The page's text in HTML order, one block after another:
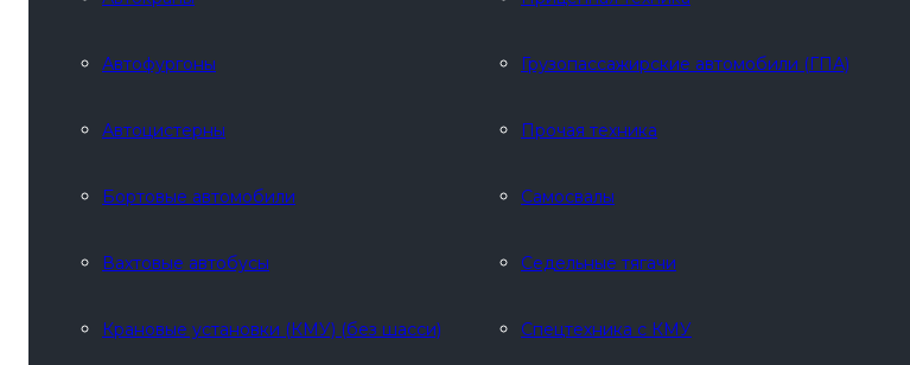
Автофургоны
Автоцистерны
Бортовые автомобили
Вахтовые автобусы
Крановые установки (КМУ) (без шасси)
Грузопассажирские автомобили (ГПА)
Прочая техника
Самосвалы
Седельные тягачи
Спецтехника с КМУ